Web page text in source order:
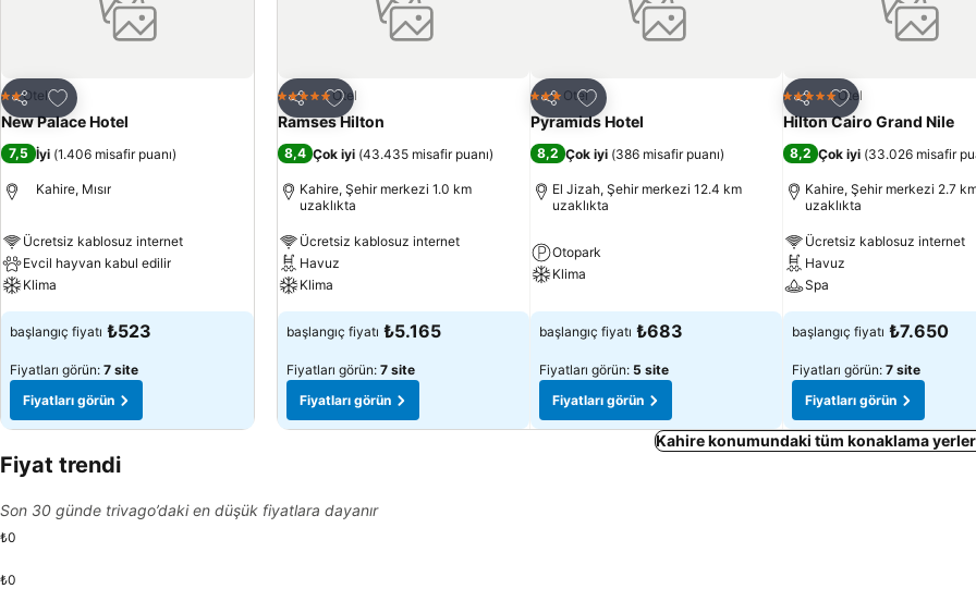
Paylaş
Favorilerime ekle
2 Yıldız
Otel
New Palace Hotel
7,5 İyi (1.406 misafir puanı)
Kahire, Mısır
Ücretsiz kablosuz internet
Evcil hayvan kabul edilir
Klima
başlangıç fiyatı ₺523
Fiyatları görün: 7 site
Fiyatları görün
Paylaş
Favorilerime ekle
5 Yıldız Otel
Ramses Hilton
8,4 Çok iyi (43.435 misafir puanı)
Kahire, Şehir merkezi 1.0 km
uzaklıkta
Ücretsiz kablosuz internet
Havuz
Klima
başlangıç fiyatı ₺5.165
Fiyatları görün: 7 site
Fiyatları görün
Paylaş
Favorilerime ekle
3 YıldızOtel
Pyramids Hotel
8,2 Çok iyi (386 misafir puanı)
El Jizah, Şehir merkezi 12.4 km
uzaklıkta
Otopark
Klima
başlangıç fiyatı ₺683
Fiyatları görün: 5 site
Fiyatları görün
Paylaş
Favorilerime ekle
5 Yıldız Otel
Hilton Cairo Grand Nile
8,2 Çok iyi (33.026 misafir
Kahire, Şehir merkezi 2.7
uzaklıkta
Ücretsiz kablosuz internet
Havuz
Spa
başlangıç fiyatı ₺7.650
Fiyatları görün: 7 site
Fiyatları görün
Kahire konumundaki tüm konaklama
Fiyat trendi
Son 30 günde trivago’daki en düşük fiyatlara dayanır
₺0
₺0